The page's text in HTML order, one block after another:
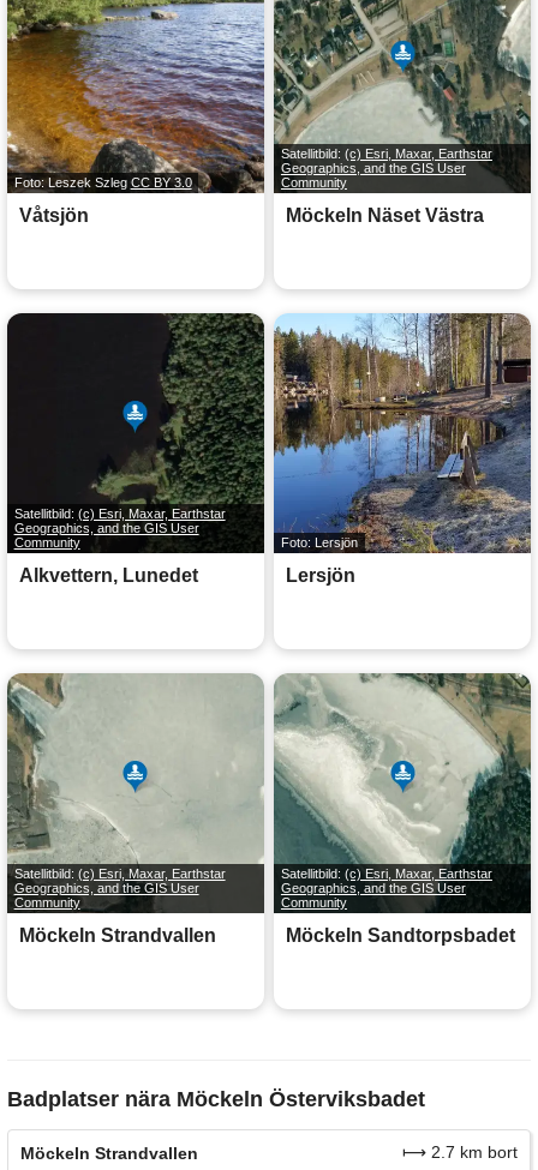
Foto: Leszek Szleg CC BY 3.0
Våtsjön
Satellitbild: (c) Esri, Maxar, Earthstar
Geographics, and the GIS User
Community
Möckeln Näset Västra
Satellitbild: (c) Esri, Maxar, Earthstar
Geographics, and the GIS User
Community
Alkvettern, Lunedet
Foto: Lersjön
Lersjön
Satellitbild: (c) Esri, Maxar, Earthstar
Geographics, and the GIS User
Community
Möckeln Strandvallen
Satellitbild: (c) Esri, Maxar, Earthstar
Geographics, and the GIS User
Community
Möckeln Sandtorpsbadet
Badplatser nära Möckeln Österviksbadet
Möckeln Strandvallen
⟼ 2.7 km bort